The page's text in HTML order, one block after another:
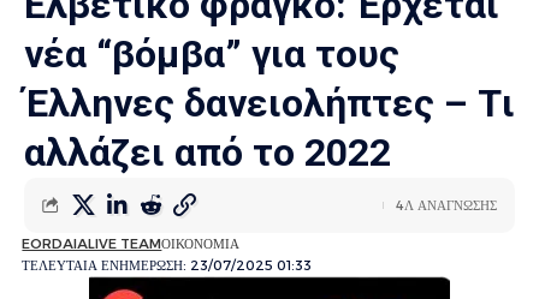
νέα “βόμβα” για τους
Έλληνες δανειολήπτες – Tι
αλλάζει από το 2022
ΤΕΛΕΥΤΑΙΑ ΕΝΗΜΕΡΩΣΗ: 23/07/2025 01:33
EORDAIALIVE TEAMΟΙΚΟΝΟΜΙΑ
4Λ ΑΝΑΓΝΩΣΗΣ